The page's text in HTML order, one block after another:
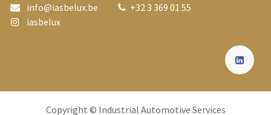
info@iasbelux.be +32 3 369 01 55
iasbelux
Copyright © Industrial Automotive Services